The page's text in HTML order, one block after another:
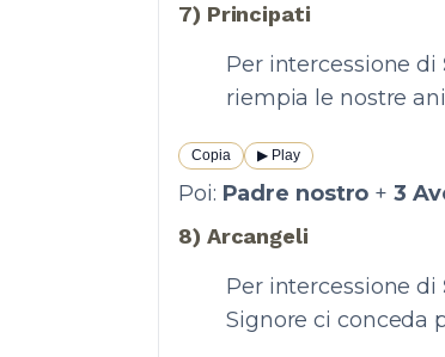
7) Principati
Per intercessione di
riempia le nostre
Copia ▶︎ Play
Poi: Padre nostro +3
8) Arcangeli
Per intercessione di
Signore ci conceda